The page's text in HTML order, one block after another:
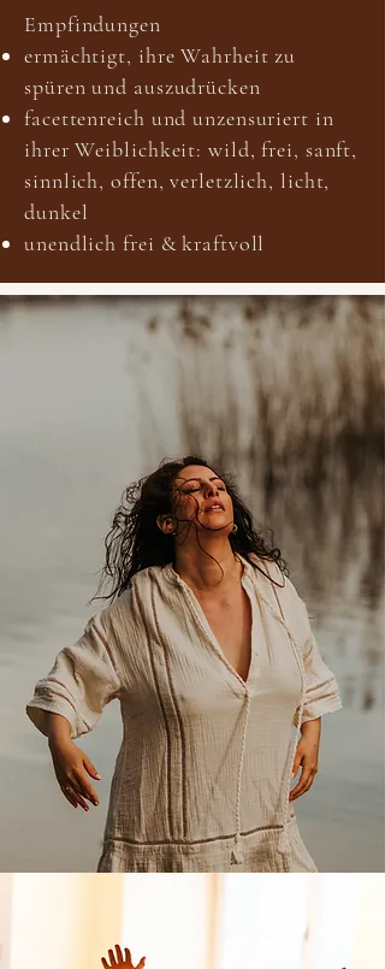
Empfindungen
ermächtigt, ihre Wahrheit zu
spüren und auszudrücken
facettenreich und unzensuriert in
ihrer Weiblichkeit: wild, frei, sanft,
sinnlich, offen, verletzlich, licht,
dunkel
unendlich frei & kraftvoll